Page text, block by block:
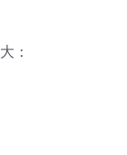
：